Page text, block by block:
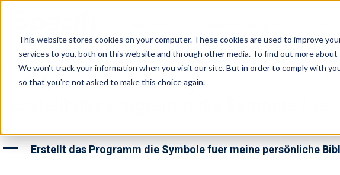
This website stores cookies on your computer. These cookies are used to improve
services to you, both on this website and through other media. To find out more about
We won't track your information when you visit our site. But in order to comply with
so that you're not asked to make this choice again.
content
Erstellt das Programm die Symbole
A Erstellt das Programm die Symbole fuer meine persönliche